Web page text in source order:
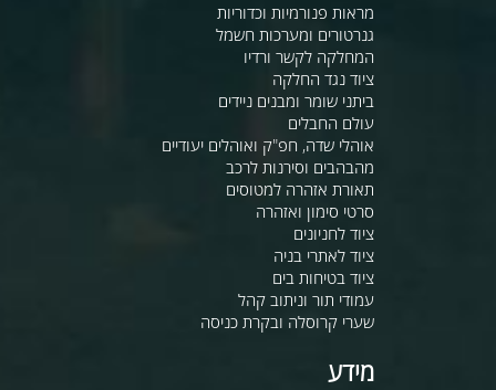
מראות פנורמיות וכדוריות
גנרטורים ומערכות חשמל
המחלקה לקשר ורדיו
ציוד נגד החלקה
ביתני שומר ומבנים ניידים
עולם החבלים
אוהלי שדה, חפ"ק ואוהלים יעודיים
מהבהבים וסירנות לרכב
תאורת אזהרה למטוסים
סרטי סימון ואזהרה
ציוד לחניונים
ציוד לאתרי בניה
ציוד בטיחות בים
עמודי תור וניתוב קהל
שערי קרוסלה ובקרת כניסה
מידע